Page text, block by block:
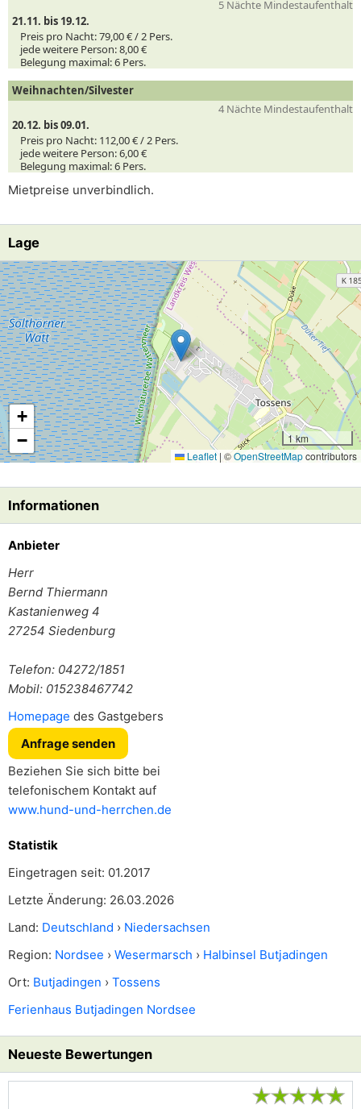
5 Nächte Mindestaufenthalt
21.11. bis 19.12.
Preis pro Nacht:79,00 € /2 Pers.
jede weitere Person:8,00 €
Belegung maximal:6 Pers.
Weihnachten/Silvester
4 Nächte Mindestaufenthalt
20.12. bis 09.01.
Preis pro Nacht: 112,00 € /2 Pers.
jede weitere Person:6,00 €
Belegung maximal:6 Pers.
Mietpreise unverbindlich.
Lage
Lade Lageplan
+
−
1 km
Leaflet |©OpenStreetMapcontributors
Informationen
Anbieter
Herr
Bernd Thiermann
Kastanienweg 4
27254 Siedenburg
Telefon: 04272/1851
Mobil: 015238467742
Homepage des Gastgebers
Anfrage senden
Beziehen Sie sich bitte bei
telefonischem Kontakt auf
www.hund-und-herrchen.de
Statistik
Eingetragen seit: 01.2017
Letzte Änderung: 26.03.2026
Land: Deutschland › Niedersachsen
Region: Nordsee › Wesermarsch › Halbinsel Butjadingen
Ort: Butjadingen › Tossens
Ferienhaus Butjadingen Nordsee
Neueste Bewertungen
★★★★★